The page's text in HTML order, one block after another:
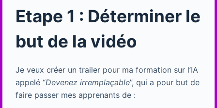
Etape 1 : Déterminer le
but de la vidéo
Je veux créer un trailer pour ma formation sur l’IA
appelé “Devenez irremplaçable”, qui a pour but de
faire passer mes apprenants de :